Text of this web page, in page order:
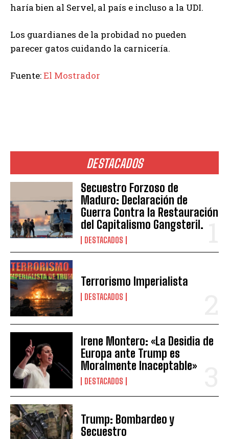
DESTACADOS
Secuestro Forzoso de
Maduro: Declaración de
Guerra Contra la Restauración
del Capitalismo Gangsteril.
DESTACADOS
Terrorismo Imperialista
DESTACADOS
Irene Montero: «La Desidia de
Europa ante Trump es
Moralmente Inaceptable»
DESTACADOS
Trump: Bombardeo y
Secuestro
haría bien al Servel, al país e incluso a la UDI.
Los guardianes de la probidad no pueden
parecer gatos cuidando la carnicería.
Fuente:El Mostrador